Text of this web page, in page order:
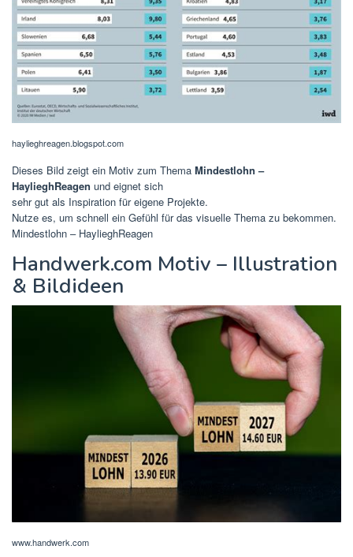
haylieghreagen.blogspot.com
Dieses Bild zeigt ein Motiv zum Thema Mindestlohn –
HaylieghReagen und eignet sich
sehr gut als Inspiration für eigene Projekte.
Nutze es, um schnell ein Gefühl für das visuelle Thema zu bekommen.
Mindestlohn – HaylieghReagen
Handwerk.com Motiv – Illustration
& Bildideen
www.handwerk.com